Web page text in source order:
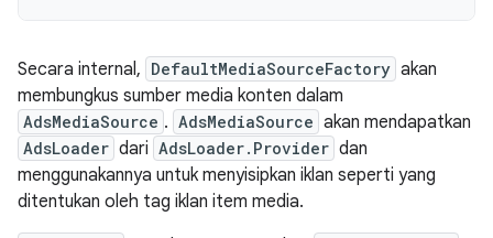
Secara internal, DefaultMediaSourceFactory akan
membungkus sumber media konten dalam
AdsMediaSource . AdsMediaSource akan mendapatkan
AdsLoader dari AdsLoader.Provider dan
menggunakannya untuk menyisipkan iklan seperti yang
ditentukan oleh tag iklan item media.